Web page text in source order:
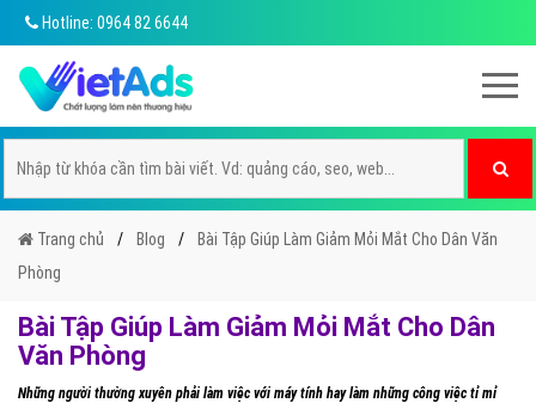
Hotline: 0964 82 6644
Trang chủ Blog
Bài Tập Giúp Làm Giảm Mỏi Mắt Cho Dân Văn
Phòng
Bài Tập Giúp Làm Giảm Mỏi Mắt Cho Dân
Văn Phòng
Những người thường xuyên phải làm việc với máy tính hay làm những công việc tỉ mỉ